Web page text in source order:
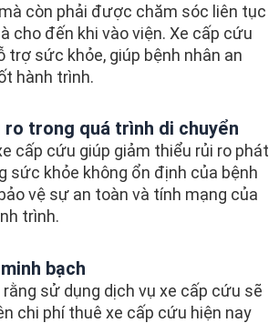
còn phải được chăm sóc liên tục
cho đến khi vào viện. Xe cấp cứu
trợ sức khỏe, giúp bệnh nhân an
hành trình.
ro trong quá trình di chuyển
cấp cứu giúp giảm thiểu rủi ro phát
sức khỏe không ổn định của bệnh
vệ sự an toàn và tính mạng của
trình.
bạch
sử dụng dịch vụ xe cấp cứu sẽ
chi phí thuê xe cấp cứu hiện nay